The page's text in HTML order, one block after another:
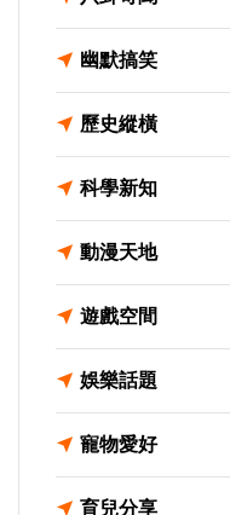
幽默搞笑
歷史縱橫
科學新知
動漫天地
遊戲空間
娛樂話題
寵物愛好
育兒分享